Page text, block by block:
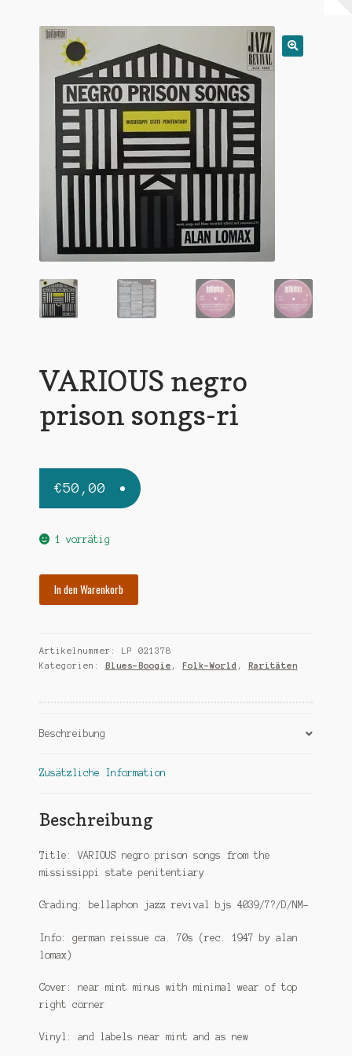
Warenkorb
VARIOUS negro
prison songs-ri
€50,00
1 vorrätig
ri
Menge
In den Warenkorb
Artikelnummer: LP 021378
Kategorien: Blues-Boogie , Folk-World , Raritäten
Beschreibung
Zusätzliche Information
Beschreibung
Title: VARIOUS negro prison songs from the
mississippi state penitentiary
Grading: bellaphon jazz revival bjs 4039/7?/D/NM-
Info: german reissue ca. 70s (rec. 1947 by alan
lomax)
Cover: near mint minus with minimal wear of top
right corner
Vinyl: and labels near mint and as new